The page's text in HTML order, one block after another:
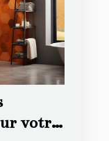
votre